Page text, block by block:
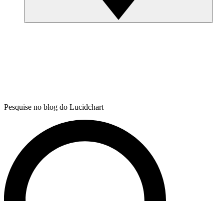
Pesquise no blog do Lucidchart